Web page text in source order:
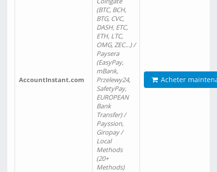
AccountInstant.com
(BTC, BCH,
BTG, CVC,
DASH, ETC,
ETH, LTC,
OMG, ZEC…) /
Paysera
(EasyPay,
mBank,
Przelewy24,
SafetyPay,
EUROPEAN
Bank
Transfer) /
Payssion,
Giropay /
Local
Methods
(20+
Methods)
Acheter